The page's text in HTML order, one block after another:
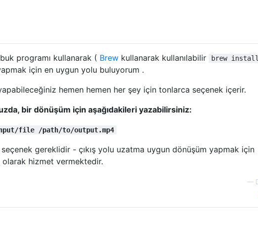
programı kullanarak ( Brew kullanarak kullanılabilir
brew install
için en uygun yolu buluyorum .
hemen hemen her şey için tonlarca seçenek içerir.
bir dönüşüm için aşağıdakileri yazabilirsiniz:
file /path/to/output.mp4
gereklidir - çıkış yolu uzatma uygun dönüşüm yapmak için
hizmet vermektedir.
—